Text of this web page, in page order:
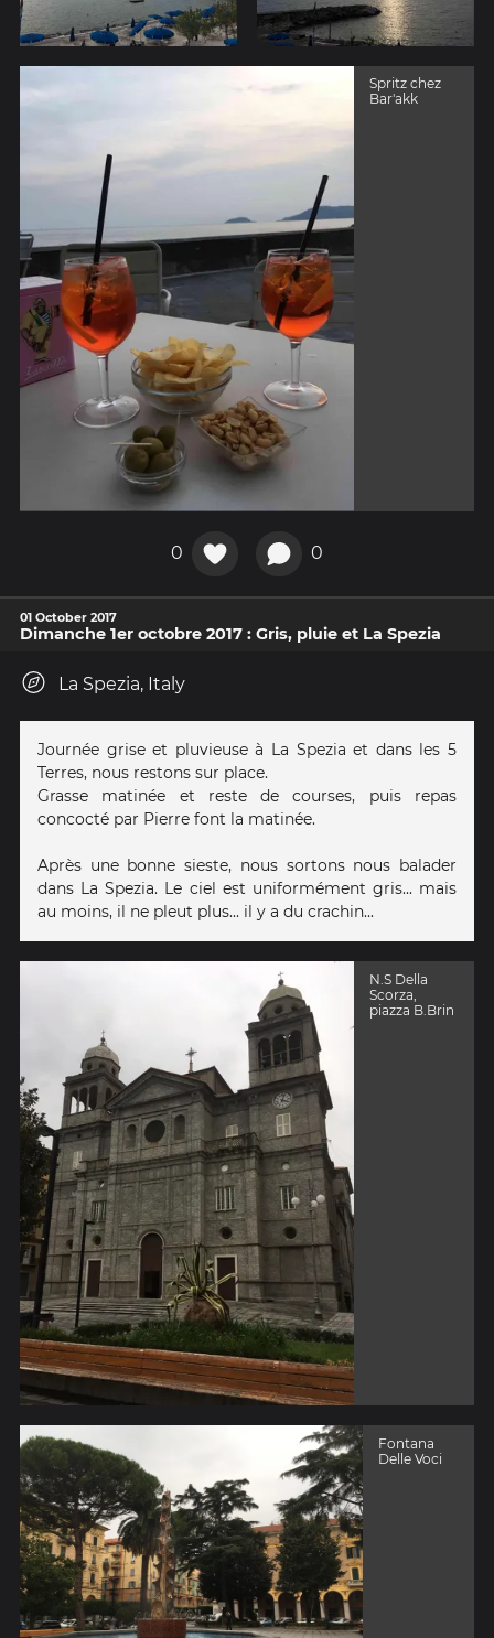
Spritz chez
Bar'akk
0 0
01 October 2017
Dimanche 1er octobre 2017 : Gris, pluie et La Spezia
La Spezia, Italy
Journée grise et pluvieuse à La Spezia et dans les 5
Terres, nous restons sur place.
Grasse matinée et reste de courses, puis repas
concocté par Pierre font la matinée.
Après une bonne sieste, nous sortons nous balader
dans La Spezia. Le ciel est uniformément gris... mais
au moins, il ne pleut plus... il y a du crachin...
N.S Della
Scorza,
piazza B.Brin
Fontana
Delle Voci